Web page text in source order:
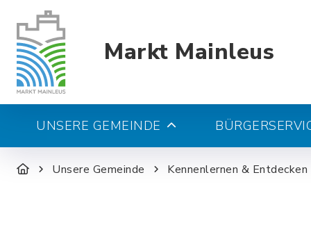
Markt Mainleus
UNSERE GEMEINDE
Unsere Gemeinde Kennenlernen & Entdecken